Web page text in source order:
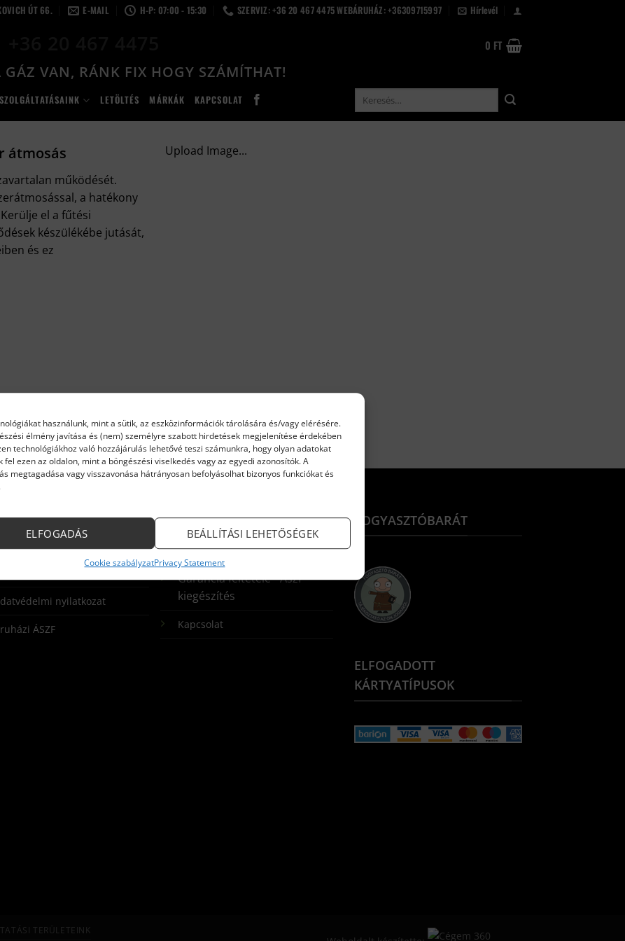
használunk, mint a sütik, az eszközinformációk tárolására és/vagy elérésére.
élmény javítása és (nem) személyre szabott hirdetések megjelenítése érdekében
technológiákhoz való hozzájárulás lehetővé teszi számunkra, hogy olyan adatokat
fel ezen az oldalon, mint a böngészési viselkedés vagy az egyedi azonosítók. A
megtagadása vagy visszavonása hátrányosan befolyásolhat bizonyos funkciókat és
ELFOGADÁS BEÁLLÍTÁSI LEHETŐSÉGEK
Cookie szabályzatPrivacy Statement
ÚT 66. E-MAIL H-P: 07:00 - 15:30 SZERVIZ: +36 20 467 4475 WEBÁRUHÁZ: +36309715997 Hírlevél
GÁZ VAN, RÁNK FIX HOGY SZÁMÍTHAT!
0 FT
SZOLGÁLTATÁSAINK LETÖLTÉS MÁRKÁK KAPCSOLAT
Keresés
következőre:
átmosás
működését.
a hatékony
el a fűtési
készülékébe jutását,
és ez
Upload Image...
nyilatkozat
ÁSZF
Garancia feltétele - Ászf
kiegészítés
Kapcsolat
FOGYASZTÓBARÁT
ELFOGADOTT
KÁRTYATÍPUSOK
TERÜLETEINK